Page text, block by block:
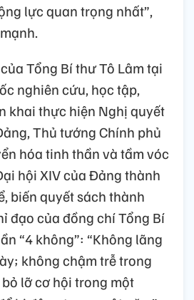
lực quan trọng nhất”,
Tổng Bí thư Tô Lâm tại
nghiên cứu, học tập,
khai thực hiện Nghị quyết
Thủ tướng Chính phủ
hóa tinh thần và tầm vóc
hội XIV của Đảng thành
biến quyết sách thành
đạo của đồng chí Tổng Bí
“4 không”: “Không lãng
không chậm trễ trong
lỡ cơ hội trong một